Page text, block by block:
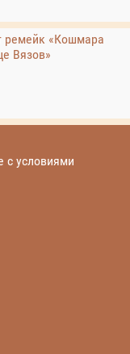
ремейк «Кошмара
Вязов»
с условиями